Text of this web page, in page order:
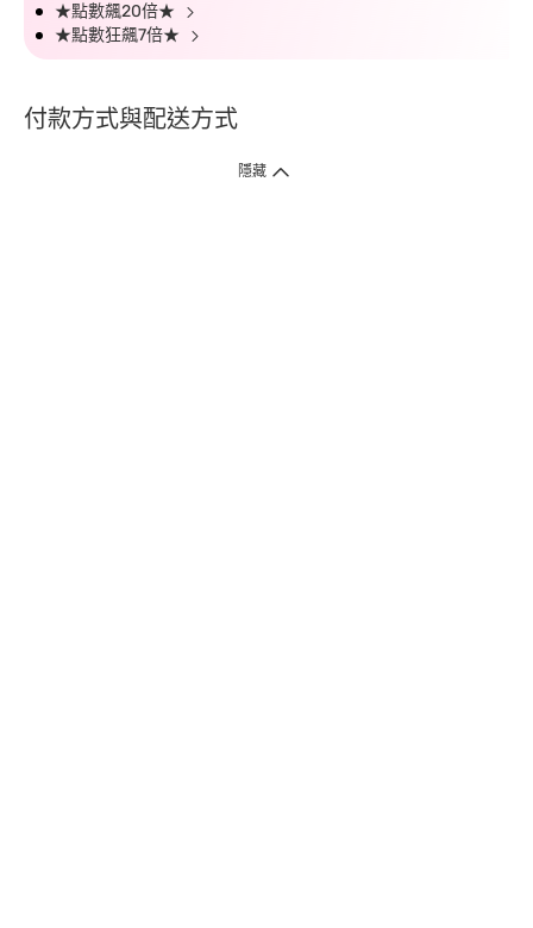
★點數飆20倍★
★點數狂飆7倍★
付款方式與配送方式
隱藏